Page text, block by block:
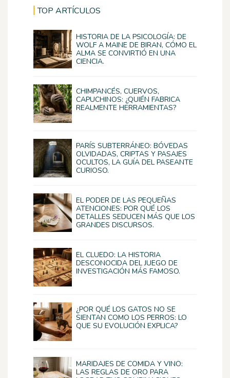
TOP ARTÍCULOS
HISTORIA DE LA PSICOLOGÍA: DE
WOLF A MAINE DE BIRAN, CÓMO EL
ALMA SE CONVIRTIÓ EN UNA
CIENCIA.
CHIMPANCÉS, CUERVOS,
CAPUCHINOS: ¿QUIÉN FABRICA
REALMENTE HERRAMIENTAS?
PARÍS SUBTERRÁNEO: BÓVEDAS
OLVIDADAS, CRIPTAS Y PASAJES
OCULTOS, LA GUÍA DEL PASEANTE
CURIOSO.
EL PODER DE LAS PEQUEÑAS
ATENCIONES: POR QUÉ LOS
DETALLES SEDUCEN MÁS QUE LOS
GRANDES DISCURSOS.
EL CLUEDO: LA HISTORIA
DESCONOCIDA DEL JUEGO DE
INVESTIGACIÓN MÁS FAMOSO.
¿POR QUÉ LOS GATOS NO SE
SIENTAN COMO LOS PERROS: LO
QUE SU EVOLUCIÓN EXPLICA?
MARIDAJES DE COMIDA Y VINO:
LAS REGLAS DE ORO PARA